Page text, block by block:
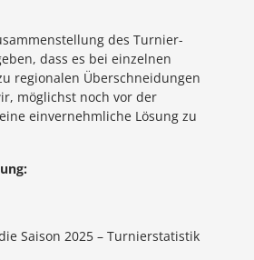
des Turnier-
dass es bei einzelnen
regionalen Überschneidungen
möglichst noch vor der
einvernehmliche Lösung zu
Saison 2025 – Turnierstatistik